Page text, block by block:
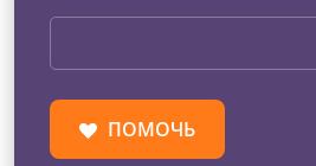
ПОМОЧЬ